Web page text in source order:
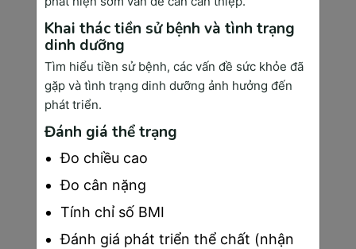
thể.
Ưu điểm của xét nghiệm máu là không xâm
lấn, dễ thực hiện và có thể theo dõi đáp ứng
điều trị. Tuy nhiên, phương pháp này không
được sử dụng để chẩn đoán sớm vì độ nhạy
thấp ở giai đoạn ban đầu.
CA 15-3 chỉ tăng ở 30% bệnh nhân ung thư
vú giai đoạn I-II, nhưng tăng ở 75% bệnh
Việt Nam, 2024). Chi phí xét nghiệm máu
tumor markers dao động 500.000 - 1.200.000
VNĐ tùy theo số lượng chỉ số cần kiểm tra.
Khai thác tiền sử bệnh và tình trạng
dinh dưỡng
Tìm hiểu tiền sử bệnh, các vấn đề sức khỏe đã
gặp và tình trạng dinh dưỡng ảnh hưởng đến
phát triển.
Đánh giá thể trạng
Đo chiều cao
Đo cân nặng
Tính chỉ số BMI
Đánh giá phát triển thể chất (nhận